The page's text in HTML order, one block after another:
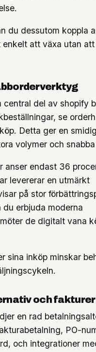
du dessutom koppla
att växa utan
central del av shopify
se
Detta ger en
volymer och
anser endast 36
levererar en utmärkt
på stor
erbjuda moderna
de digitalt vana
sina inköp minskar
och
en rad
PO-
och integrationer